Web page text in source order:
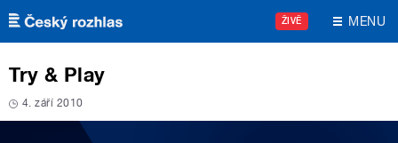
Přejít k hlavnímu obsahu
ŽIVĚ MENU
Try & Play
4. září 2010